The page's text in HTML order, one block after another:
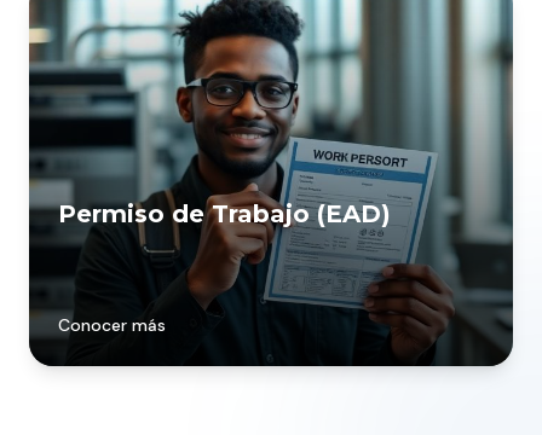
Permiso de Trabajo (EAD)
Conocer más